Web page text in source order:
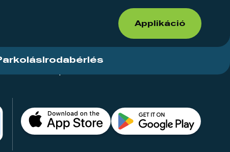
Applikáció
Irodabérlés